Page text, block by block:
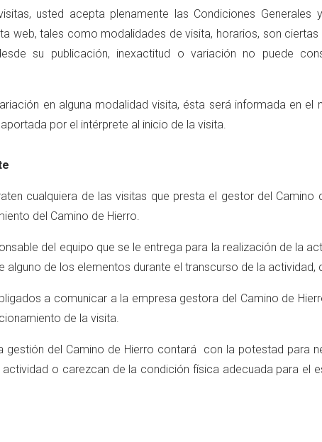
usted acepta plenamente las Condiciones
web, tales como modalidades de visita, horarios, son
su publicación, inexactitud o variación no puede
en alguna modalidad visita, ésta será informada en
por el intérprete al inicio de la visita.
cualquiera de las visitas que presta el gestor del
del Camino de Hierro.
del equipo que se le entrega para la realización de la
alguno de los elementos durante el transcurso de la actividad,
a comunicar a la empresa gestora del Camino de
de la visita.
gestión del Camino de Hierro contará con la potestad para
o carezcan de la condición física adecuada para el